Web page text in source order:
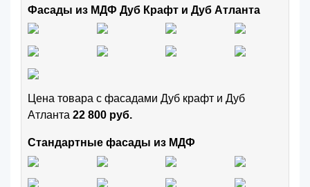
Фасады из МДФ Дуб Крафт и Дуб Атланта
Цена товара с фасадами Дуб крафт и Дуб
Атланта 22 800 руб.
Стандартные фасады из МДФ